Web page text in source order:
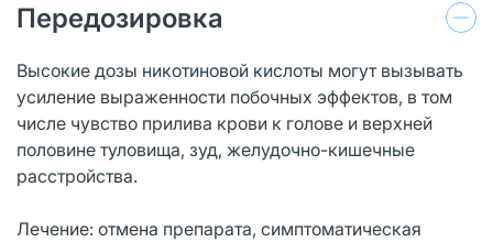
Передозировка
Высокие дозы никотиновой кислоты могут вызывать
усиление выраженности побочных эффектов, в том
числе чувство прилива крови к голове и верхней
половине туловища, зуд, желудочно-кишечные
расстройства.
Лечение: отмена препарата, симптоматическая